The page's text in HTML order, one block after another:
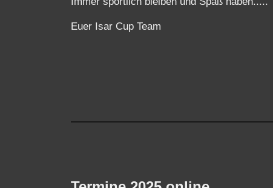
angemeldet, aber das bedeutet, dass wir 5